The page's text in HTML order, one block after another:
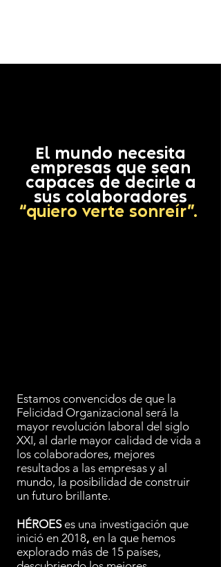
El mundo necesita
empresas que sean
capaces de decirle a
sus colaboradores
“quiero verte sonreír”.
Estamos convencidos de que la
Felicidad Organizacional será la
mayor revolución laboral del siglo
XXI, al darle mayor calidad de vida a
los colaboradores, mejores
resultados a las empresas y al
mundo, la posibilidad de construir
un futuro brillante.
HÉROES es una investigación que
inició en 2018, en la que hemos
explorado más de 15 países,